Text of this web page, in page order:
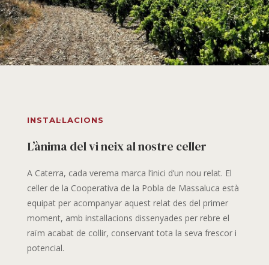
INSTAL·LACIONS
L’ànima del vi neix al nostre celler
A Caterra, cada verema marca l’inici d’un nou relat. El
celler de la Cooperativa de la Pobla de Massaluca està
equipat per acompanyar aquest relat des del primer
moment, amb instal·lacions dissenyades per rebre el
raïm acabat de collir, conservant tota la seva frescor i
potencial.